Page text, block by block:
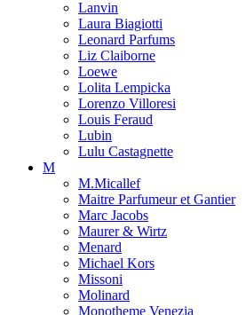
Lanvin
Laura Biagiotti
Leonard Parfums
Liz Claiborne
Loewe
Lolita Lempicka
Lorenzo Villoresi
Louis Feraud
Lubin
Lulu Castagnette
M
M.Micallef
Maitre Parfumeur et Gantier
Marc Jacobs
Maurer & Wirtz
Menard
Michael Kors
Missoni
Molinard
Monotheme Venezia